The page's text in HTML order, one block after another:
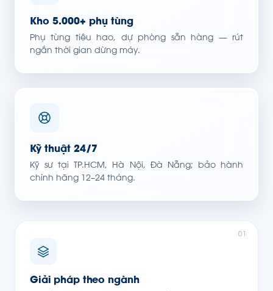
Kho 5.000+ phụ tùng
Phụ tùng tiêu hao, dự phòng sẵn hàng — rút
ngắn thời gian dừng máy.
Kỹ thuật 24/7
Kỹ sư tại TP.HCM, Hà Nội, Đà Nẵng; bảo hành
chính hãng 12–24 tháng.
01
Giải pháp theo ngành